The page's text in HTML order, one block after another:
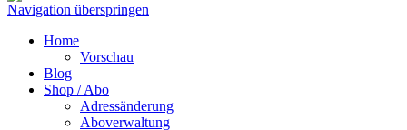
Navigation überspringen
Home
Vorschau
Blog
Shop / Abo
Adressänderung
Aboverwaltung